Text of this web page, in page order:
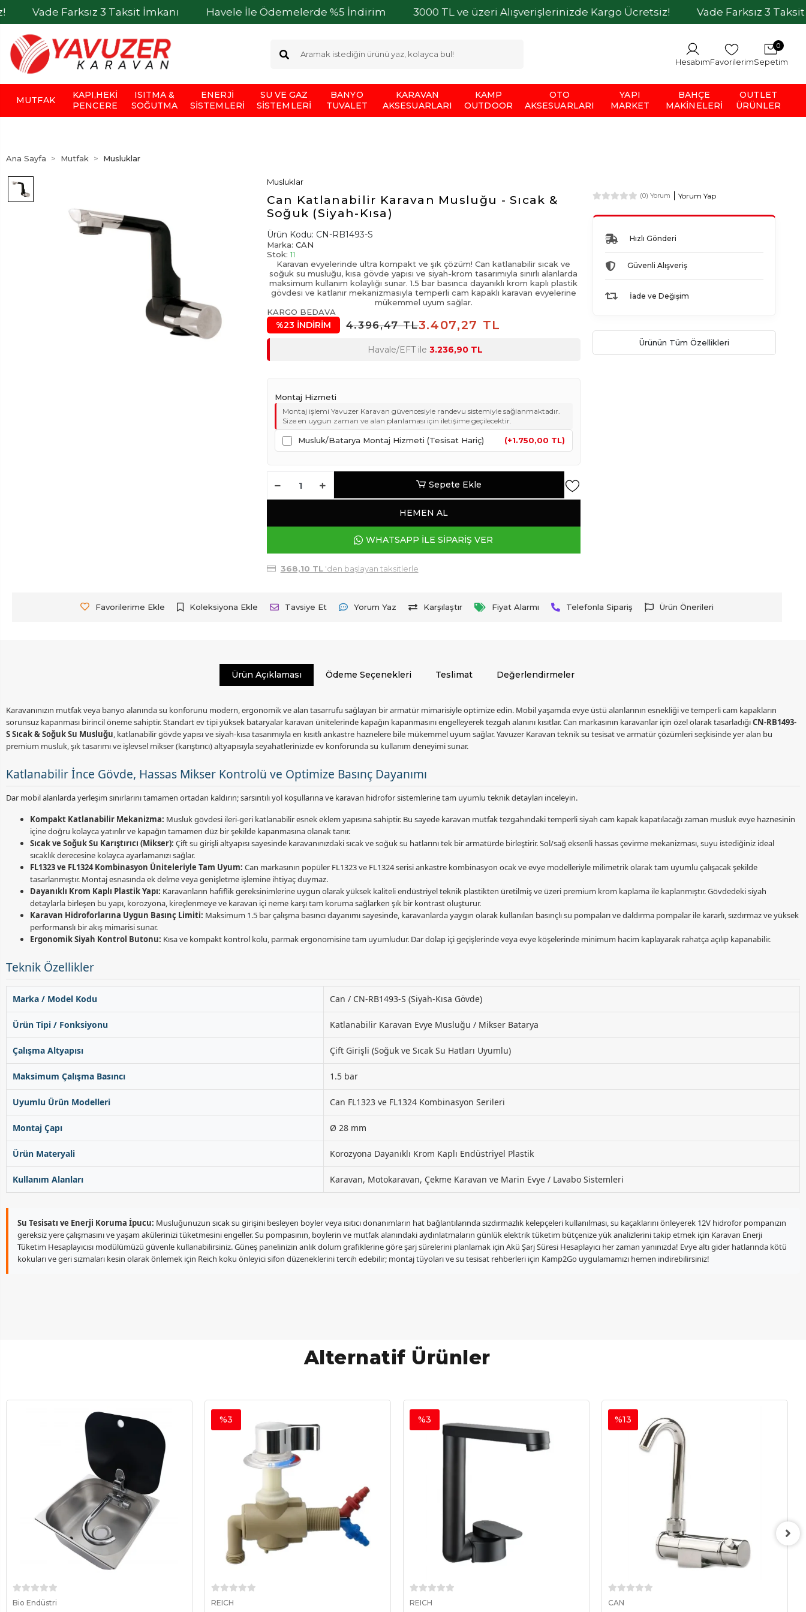
Farksız 3 Taksit İmkanı Havele İle Ödemelerde %5 İndirim 3000 TL ve üzeri Alışverişlerinizde Kargo Ücretsiz! Vade Farksız 3 Taksit İmkanı
HesabımFavorilerim
0
Sepetim
MUTFAK
KAPI,HEKI
PENCERE
ISITMA &
SOĞUTMA
ENERJI
SISTEMLERI
SU VE GAZ
SISTEMLERI
BANYO
TUVALET
KARAVAN
AKSESUARLARI
KAMP
OUTDOOR
OTO
AKSESUARLARI
YAPI
MARKET
BAHÇE
MAKINELERI
OUTLET
ÜRÜNLER
Ana Sayfa Mutfak Musluklar
Musluklar
Can Katlanabilir Karavan Musluğu - Sıcak &
Soğuk (Siyah-Kısa)
Ürün Kodu: CN-RB1493-S
Marka: CAN
Stok: 11
Karavan evyelerinde ultra kompakt ve şık çözüm! Can katlanabilir sıcak ve
soğuk su musluğu, kısa gövde yapısı ve siyah-krom tasarımıyla sınırlı alanlarda
maksimum kullanım kolaylığı sunar. 1.5 bar basınca dayanıklı krom kaplı plastik
gövdesi ve katlanır mekanizmasıyla temperli cam kapaklı karavan evyelerine
mükemmel uyum sağlar.
KARGO BEDAVA
%23 İNDİRİM 4.396,47 TL3.407,27 TL
Havale/EFT ile 3.236,90 TL
Montaj Hizmeti
Montaj işlemi Yavuzer Karavan güvencesiyle randevu sistemiyle sağlanmaktadır.
Size en uygun zaman ve alan planlaması için iletişime geçilecektir.
Musluk/Batarya Montaj Hizmeti (Tesisat Hariç) (+1.750,00 TL)
Sepete Ekle
HEMEN AL
WHATSAPP İLE SİPARİŞ VER
368,10 TL'den başlayan taksitlerle
(0) Yorum Yorum Yap
Hızlı Gönderi
Güvenli Alışveriş
İade ve Değişim
Ürünün Tüm Özellikleri
Favorilerime Ekle Koleksiyona Ekle Tavsiye Et Yorum Yaz Karşılaştır Fiyat Alarmı Telefonla Sipariş Ürün Önerileri
Ürün Açıklaması Ödeme Seçenekleri Teslimat Değerlendirmeler
Karavanınızın mutfak veya banyo alanında su konforunu modern, ergonomik ve alan tasarrufu sağlayan bir armatür mimarisiyle optimize edin. Mobil yaşamda evye üstü alanlarının esnekliği ve temperli cam kapakların
sorunsuz kapanması birincil öneme sahiptir. Standart ev tipi yüksek bataryalar karavan ünitelerinde kapağın kapanmasını engelleyerek tezgah alanını kısıtlar. Can markasının karavanlar için özel olarak tasarladığıCN-RB1493-
S Sıcak & Soğuk Su Musluğu, katlanabilir gövde yapısı ve siyah-kısa tasarımıyla en kısıtlı ankastre haznelere bile mükemmel uyum sağlar. Yavuzer Karavan teknik su tesisat ve armatür çözümleri seçkisinde yer alan bu
premium musluk, şık tasarımı ve işlevsel mikser (karıştırıcı) altyapısıyla seyahatlerinizde ev konforunda su kullanım deneyimi sunar.
Katlanabilir İnce Gövde, Hassas Mikser Kontrolü ve Optimize Basınç Dayanımı
Dar mobil alanlarda yerleşim sınırlarını tamamen ortadan kaldırın; sarsıntılı yol koşullarına ve karavan hidrofor sistemlerine tam uyumlu teknik detayları inceleyin.
Kompakt Katlanabilir Mekanizma: Musluk gövdesi ileri-geri katlanabilir esnek eklem yapısına sahiptir. Bu sayede karavan mutfak tezgahındaki temperli siyah cam kapak kapatılacağı zaman musluk evye haznesinin
içine doğru kolayca yatırılır ve kapağın tamamen düz bir şekilde kapanmasına olanak tanır.
Sıcak ve Soğuk Su Karıştırıcı (Mikser): Çift su girişli altyapısı sayesinde karavanınızdaki sıcak ve soğuk su hatlarını tek bir armatürde birleştirir. Sol/sağ eksenli hassas çevirme mekanizması, suyu istediğiniz ideal
sıcaklık derecesine kolayca ayarlamanızı sağlar.
FL1323 ve FL1324 Kombinasyon Üniteleriyle Tam Uyum: Can markasının popüler FL1323 ve FL1324 serisi ankastre kombinasyon ocak ve evye modelleriyle milimetrik olarak tam uyumlu çalışacak şekilde
tasarlanmıştır. Montaj esnasında ek delme veya genişletme işlemine ihtiyaç duymaz.
Dayanıklı Krom Kaplı Plastik Yapı: Karavanların hafiflik gereksinimlerine uygun olarak yüksek kaliteli endüstriyel teknik plastikten üretilmiş ve üzeri premium krom kaplama ile kaplanmıştır. Gövdedeki siyah
detaylarla birleşen bu yapı, korozyona, kireçlenmeye ve karavan içi neme karşı tam koruma sağlarken şık bir kontrast oluşturur.
Karavan Hidroforlarına Uygun Basınç Limiti: Maksimum 1.5 bar çalışma basıncı dayanımı sayesinde, karavanlarda yaygın olarak kullanılan basınçlı su pompaları ve daldırma pompalar ile kararlı, sızdırmaz ve yüksek
performanslı bir akış mimarisi sunar.
Ergonomik Siyah Kontrol Butonu: Kısa ve kompakt kontrol kolu, parmak ergonomisine tam uyumludur. Dar dolap içi geçişlerinde veya evye köşelerinde minimum hacim kaplayarak rahatça açılıp kapanabilir.
Teknik Özellikler
Marka / Model Kodu Can / CN-RB1493-S (Siyah-Kısa Gövde)
Ürün Tipi / Fonksiyonu Katlanabilir Karavan Evye Musluğu / Mikser Batarya
Çalışma Altyapısı Çift Girişli (Soğuk ve Sıcak Su Hatları Uyumlu)
Maksimum Çalışma Basıncı 1.5 bar
Uyumlu Ürün Modelleri Can FL1323 ve FL1324 Kombinasyon Serileri
Montaj Çapı Ø 28 mm
Ürün Materyali Korozyona Dayanıklı Krom Kaplı Endüstriyel Plastik
Kullanım Alanları Karavan, Motokaravan, Çekme Karavan ve Marin Evye / Lavabo Sistemleri
Su Tesisatı ve Enerji Koruma İpucu: Musluğunuzun sıcak su girişini besleyen boyler veya ısıtıcı donanımların hat bağlantılarında sızdırmazlık kelepçeleri kullanılması, su kaçaklarını önleyerek 12V hidrofor pompanızın
gereksiz yere çalışmasını ve yaşam akülerinizi tüketmesini engeller. Su pompasının, boylerin ve mutfak alanındaki aydınlatmaların günlük elektrik tüketim bütçenize yük analizlerini takip etmek için Karavan Enerji
Tüketim Hesaplayıcısı modülümüzü güvenle kullanabilirsiniz. Güneş panelinizin anlık dolum grafiklerine göre şarj sürelerini planlamak için Akü Şarj Süresi Hesaplayıcı her zaman yanınızda! Evye altı gider hatlarında kötü
kokuları ve geri sızmaları kesin olarak önlemek için Reich koku önleyici sifon düzeneklerini tercih edebilir; montaj tüyoları ve su tesisat rehberleri için Kamp2Go uygulamamızı hemen indirebilirsiniz!
Alternatif Ürünler
Bio Endüstri REICH
%3
REICH
%3
CAN
%13